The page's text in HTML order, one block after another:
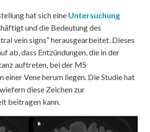
hat sich eine Untersuchung
und die Bedeutung des
vein signs“ herausgearbeitet. Dieses
ab, dass Entzündungen, die in der
auftreten, bei der MS
einer Vene herum liegen. Die Studie hat
diese Zeichen zur
beitragen kann.